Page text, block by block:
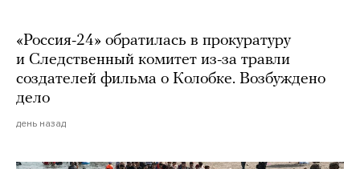
«Россия-24» обратилась в прокуратуру
и Следственный комитет из-за травли
создателей фильма о Колобке. Возбуждено
дело
день назад